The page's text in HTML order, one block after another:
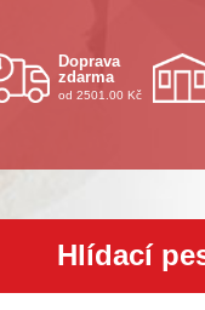
Doprava
zdarma
od 2501.00 Kč
Hlídací